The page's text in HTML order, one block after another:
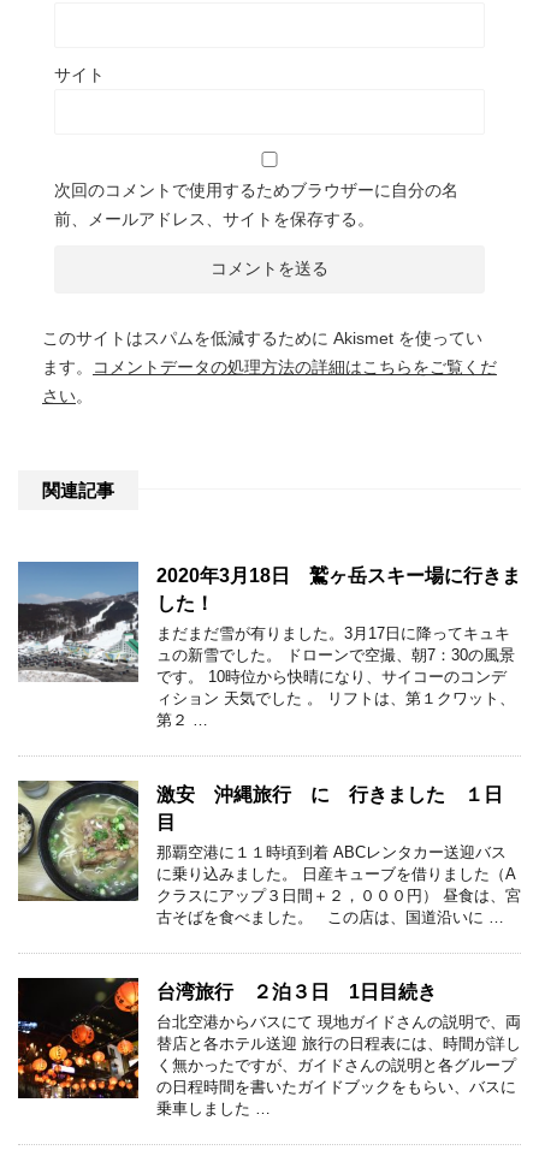
サイト
次回のコメントで使用するためブラウザーに自分の名
前、メールアドレス、サイトを保存する。
このサイトはスパムを低減するために Akismet を使ってい
ます。
コメントデータの処理方法の詳細はこちらをご覧くだ
さい。
関連記事
2020年3月18日 鷲ヶ岳スキー場に行きま
した！
まだまだ雪が有りました。3月17日に降ってキュキ
ュの新雪でした。 ドローンで空撮、朝7：30の風景
です。 10時位から快晴になり、サイコーのコンデ
ィション 天気でした 。 リフトは、第１クワット、
第２ …
激安 沖縄旅行 に 行きました １日
目
那覇空港に１１時頃到着 ABCレンタカー送迎バス
に乗り込みました。 日産キューブを借りました（A
クラスにアップ３日間＋２，０００円） 昼食は、宮
古そばを食べました。 この店は、国道沿いに …
台湾旅行 ２泊３日 1日目続き
台北空港からバスにて 現地ガイドさんの説明で、両
替店と各ホテル送迎 旅行の日程表には、時間が詳し
く無かったですが、ガイドさんの説明と各グループ
の日程時間を書いたガイドブックをもらい、バスに
乗車しました …